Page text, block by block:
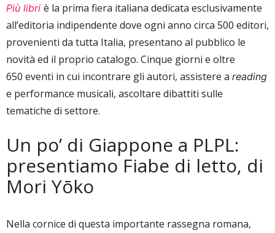
Più libri è la prima fiera italiana dedicata esclusivamente
all’editoria indipendente dove ogni anno circa 500 editori,
provenienti da tutta Italia, presentano al pubblico le
novità ed il proprio catalogo. Cinque giorni e oltre
650 eventi in cui incontrare gli autori, assistere a reading
e performance musicali, ascoltare dibattiti sulle
tematiche di settore.
Un po’ di Giappone a PLPL:
presentiamo Fiabe di letto, di
Mori Yōko
Nella cornice di questa importante rassegna romana,